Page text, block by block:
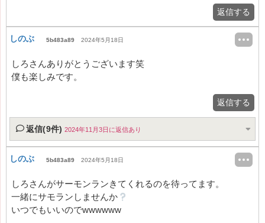
返信する
しのぶ 5b483a89 2024年5月18日
しろさんありがとうございます笑
僕も楽しみです。
返信する
返信(9件) 2024年11月3日に返信あり
しのぶ 5b483a89 2024年5月18日
しろさんがサーモンランきてくれるのを待ってます。
一緒にサモランしませんか
いつでもいいのでwwwwww